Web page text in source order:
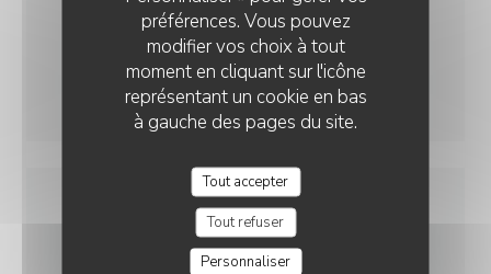
préférences. Vous pouvez
modifier vos choix à tout
moment en cliquant sur l'icône
représentant un cookie en bas
à gauche des pages du site.
Tout accepter
Tout refuser
Personnaliser
RESTAURANT MÉDIÉVAL